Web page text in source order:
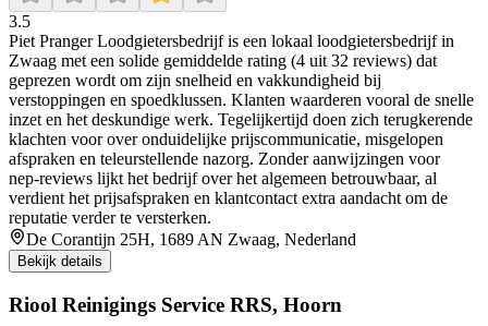
3.5
Piet Pranger Loodgietersbedrijf is een lokaal loodgietersbedrijf in
Zwaag met een solide gemiddelde rating (4 uit 32 reviews) dat
geprezen wordt om zijn snelheid en vakkundigheid bij
verstoppingen en spoedklussen. Klanten waarderen vooral de snelle
inzet en het deskundige werk. Tegelijkertijd doen zich terugkerende
klachten voor over onduidelijke prijscommunicatie, misgelopen
afspraken en teleurstellende nazorg. Zonder aanwijzingen voor
nep‑reviews lijkt het bedrijf over het algemeen betrouwbaar, al
verdient het prijsafspraken en klantcontact extra aandacht om de
reputatie verder te versterken.
De Corantijn 25H, 1689 AN Zwaag, Nederland
Bekijk details
Riool Reinigings Service RRS, Hoorn